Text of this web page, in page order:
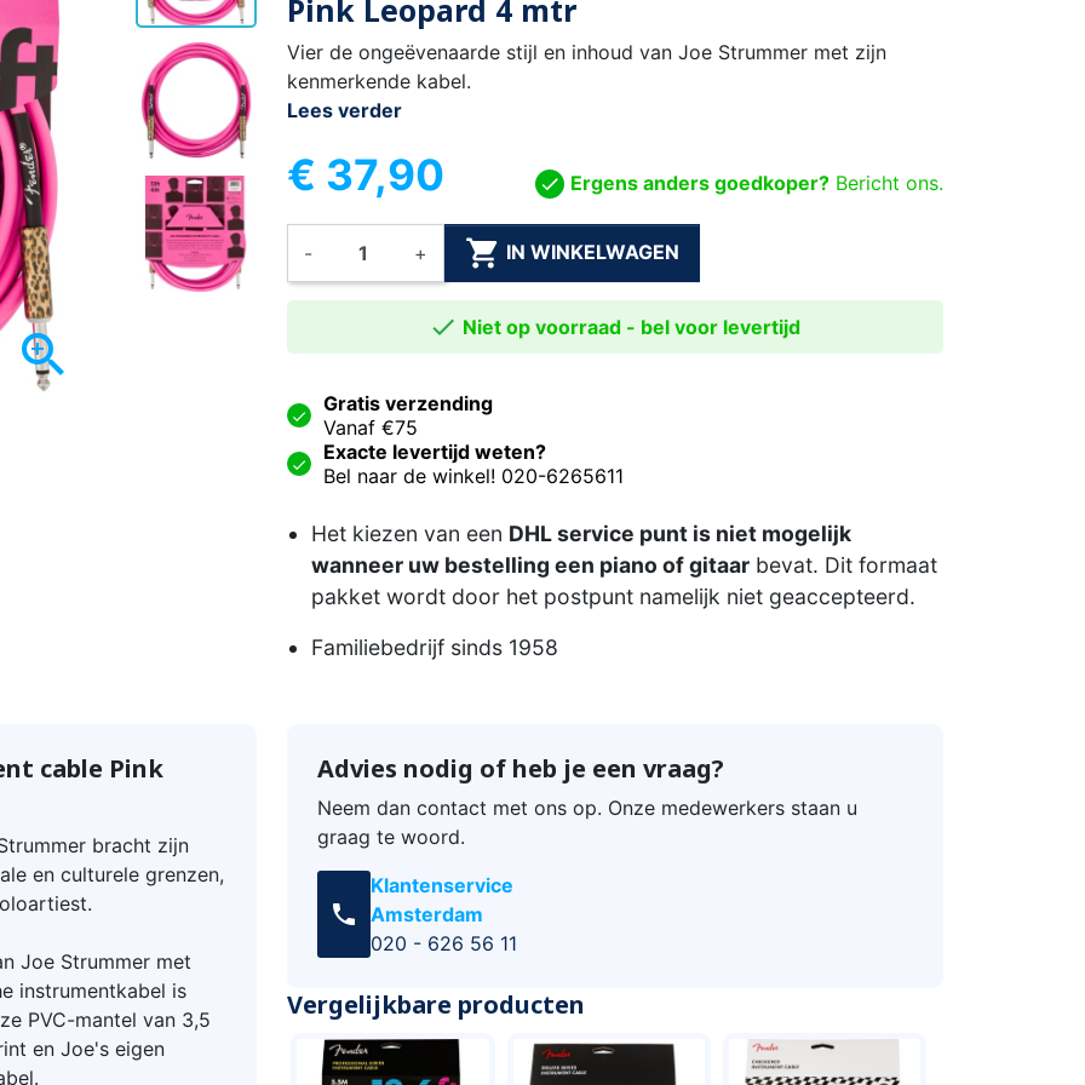

Pink Leopard 4 mtr
Vier de ongeëvenaarde stijl en inhoud van Joe Strummer met zijn
kenmerkende kabel.
Lees verder
€ 37,90 Ergens anders goedkoper? Bericht ons.
- +  IN WINKELWAGEN
 Niet op voorraad - bel voor levertijd
Gratis verzending
Vanaf €75
Exacte levertijd weten?
Bel naar de winkel! 020-6265611
Het kiezen van een DHL service punt is niet mogelijk
wanneer uw bestelling een piano of gitaarbevat. Dit formaat
pakket wordt door het postpunt namelijk niet geaccepteerd.
Familiebedrijf sinds 1958
cable Pink
bracht zijn
en culturele grenzen,
Joe Strummer met
instrumentkabel is
PVC-mantel van 3,5
en Joe's eigen
Advies nodig of heb je een vraag?
Neem dan contact met ons op. Onze medewerkers staan u
graag te woord.
call
Klantenservice
Amsterdam
020 - 626 56 11
Vergelijkbare producten